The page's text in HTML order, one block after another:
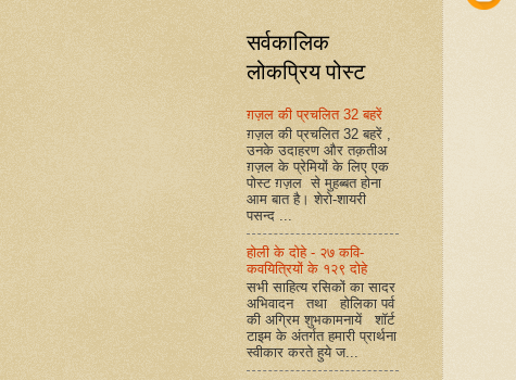
सर्वकालिक
लोकप्रिय पोस्ट
ग़ज़ल की प्रचलित 32 बहरें
ग़ज़ल की प्रचलित 32 बहरें ,
उनके उदाहरण और तक़तीअ
ग़ज़ल के प्रेमियों के लिए एक
पोस्ट ग़ज़ल से मुहब्बत होना
आम बात है। शेरो-शायरी
पसन्द ...
होली के दोहे - २७ कवि-
कवयित्रियों के १२९ दोहे
सभी साहित्य रसिकों का सादर
अभिवादन तथा होलिका पर्व
की अग्रिम शुभकामनायें शॉर्ट
टाइम के अंतर्गत हमारी प्रार्थना
स्वीकार करते हुये ज...